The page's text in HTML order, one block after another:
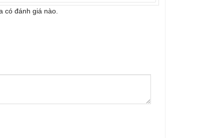
có đánh giá nào.